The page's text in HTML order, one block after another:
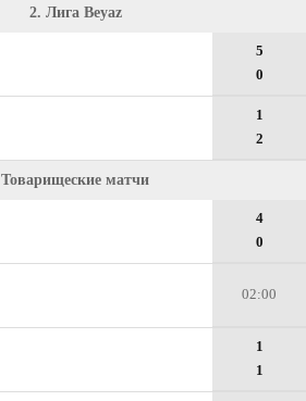
2. Лига Beyaz
5
0
1
2
Товарищеские матчи
4
0
02:00
1
1